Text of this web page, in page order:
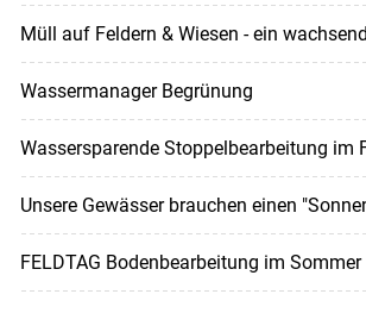
Müll auf Feldern & Wiesen - ein
Wassermanager Begrünung
Wassersparende Stoppelbearbeitung im
Unsere Gewässer brauchen einen
FELDTAG Bodenbearbeitung im Sommer